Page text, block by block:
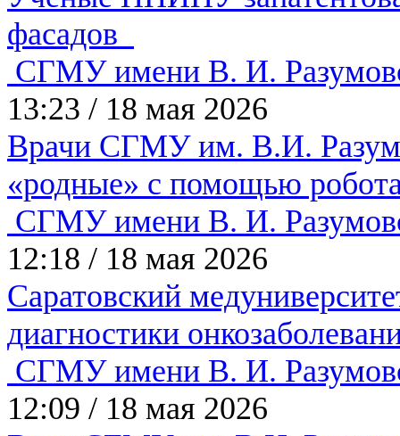
фасадов
СГМУ имени В. И.
13:23 / 18 мая 2026
Врачи СГМУ им. В.И.
«родные» с помощью
СГМУ имени В. И.
12:18 / 18 мая 2026
Саратовский
диагностики
СГМУ имени В. И.
12:09 / 18 мая 2026